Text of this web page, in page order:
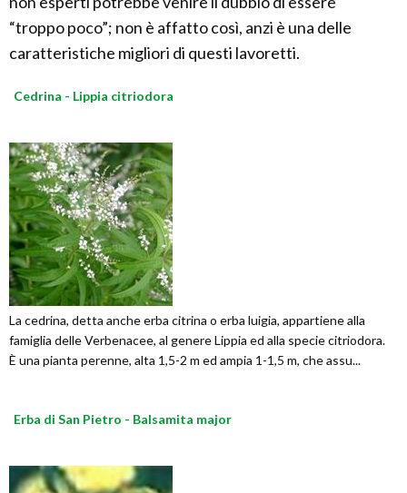
“troppo poco”; non è affatto così, anzi è una delle
caratteristiche migliori di questi lavoretti.
Cedrina - Lippia citriodora
La cedrina, detta anche erba citrina o erba luigia, appartiene alla
famiglia delle Verbenacee, al genere Lippia ed alla specie citriodora.
È una pianta perenne, alta 1,5-2 m ed ampia 1-1,5 m, che assu...
Erba di San Pietro - Balsamita major